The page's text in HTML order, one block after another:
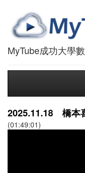
MyTube成功大學
2025.11.18 橋本
(01:49:01)